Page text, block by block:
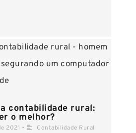
contabilidade rural:
o melhor?
2021 • Contabilidade Rural